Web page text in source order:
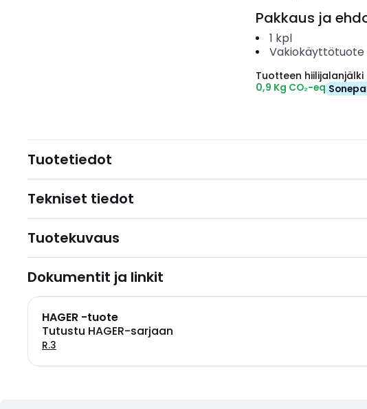
Pakkaus ja
1 kpl
Vakiokäyttötuote
Tuotteen hiilijalanjälki
0,9 Kg CO₂-eq
Tuotetiedot
Tekniset tiedot
Tuotekuvaus
Dokumentit ja linkit
HAGER -tuote
Tutustu HAGER-sarjaan
R.3